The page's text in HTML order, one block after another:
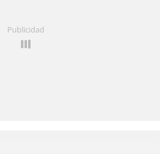
Publicidad